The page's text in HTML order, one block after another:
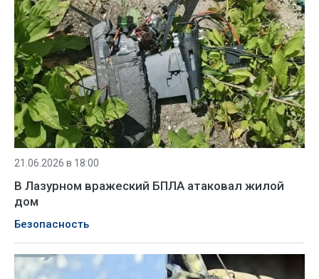
21.06.2026 в 18:00
В Лазурном вражеский БПЛА атаковал жилой
дом
Безопасность